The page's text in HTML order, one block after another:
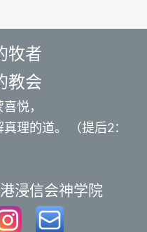
牧者
教会
悦，
理的道。 （提后2：
浸信会神学院